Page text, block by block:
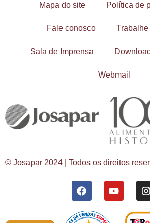
Mapa do site Política de
Fale conosco
Sala de Imprensa
Webmail
© Josapar 2024 | Todos os direitos